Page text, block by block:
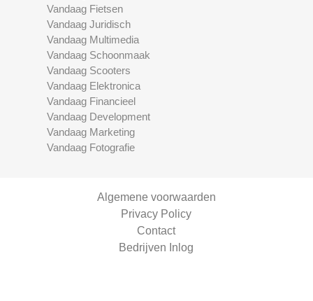
Vandaag Fietsen
Vandaag Juridisch
Vandaag Multimedia
Vandaag Schoonmaak
Vandaag Scooters
Vandaag Elektronica
Vandaag Financieel
Vandaag Development
Vandaag Marketing
Vandaag Fotografie
Algemene voorwaarden
Privacy Policy
Contact
Bedrijven Inlog